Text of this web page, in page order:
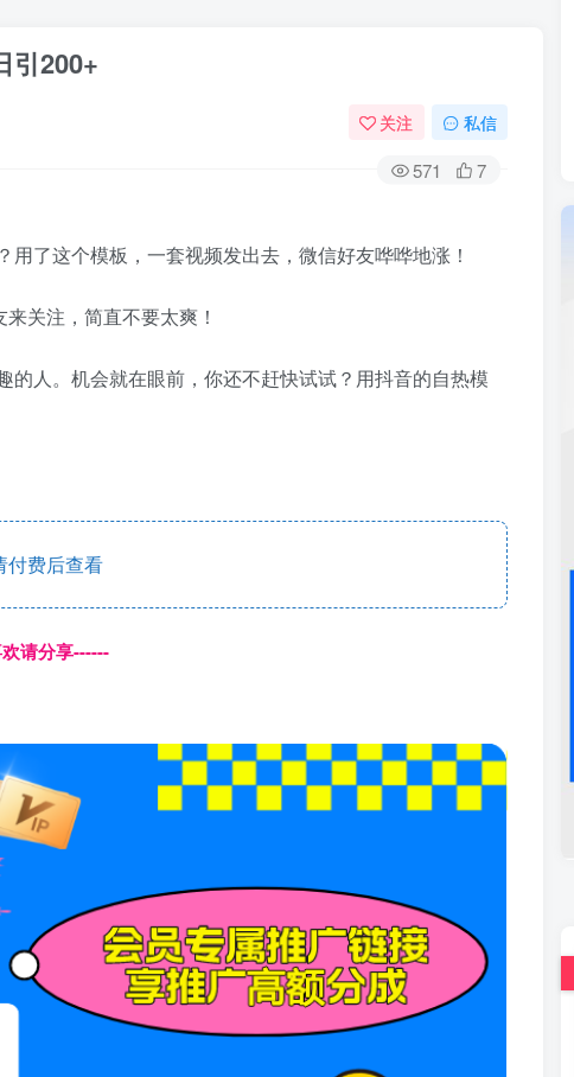
引200+
关注 私信
571 7
了这个模板，一套视频发出去，微信好友哗哗地涨！
关注，简直不要太爽！
人。机会就在眼前，你还不赶快试试？用抖音的自热模
付费后查看
请分享------